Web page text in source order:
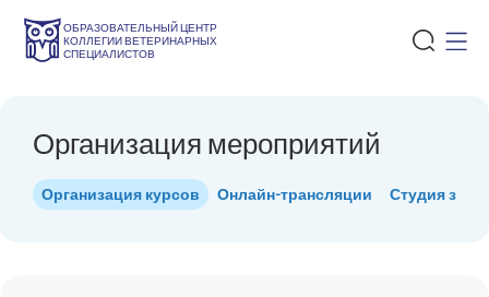
ОБРАЗОВАТЕЛЬНЫЙ ЦЕНТР
КОЛЛЕГИИ ВЕТЕРИНАРНЫХ
СПЕЦИАЛИСТОВ
Организация мероприятий
Организация курсов Онлайн-трансляции Студия